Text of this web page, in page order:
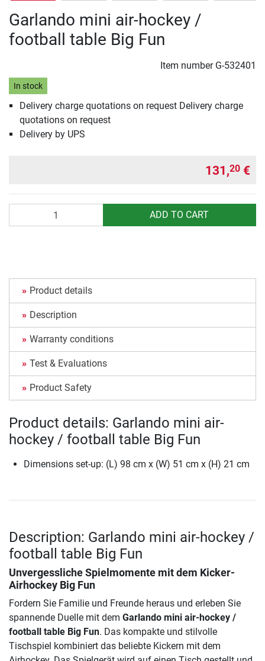
Garlando mini air-hockey /
football table Big Fun
Item number G-532401
In stock
Delivery charge quotations on request Delivery charge
quotations on request
Delivery by UPS
131,20 €
ADD TO CART
Product details
Description
Warranty conditions
Test & Evaluations
Product Safety
Product details: Garlando mini air-
hockey / football table Big Fun
Dimensions set-up: (L) 98 cm x (W) 51 cm x (H) 21 cm
Description: Garlando mini air-hockey /
football table Big Fun
Unvergessliche Spielmomente mit dem Kicker-
Airhockey Big Fun
Fordern Sie Familie und Freunde heraus und erleben Sie
spannende Duelle mit dem Garlando mini air-hockey /
football table Big Fun. Das kompakte und stilvolle
Tischspiel kombiniert das beliebte Kickern mit dem